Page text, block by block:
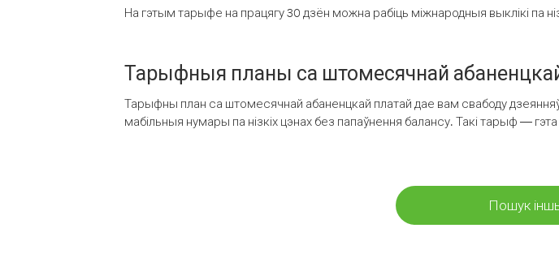
На гэтым тарыфе на працягу 30 дзён можна рабіць міжнародныя выклікі па
Тарыфныя планы са штомесячнай
Тарыфны план са штомесячнай абаненцкай платай дае вам свабоду
мабільныя нумары па нізкіх цэнах без папаўнення балансу. Такі тарыф —
Пошук